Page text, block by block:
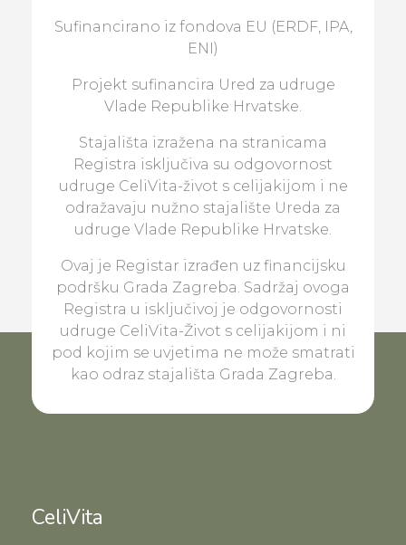
Sufinancirano iz fondova EU (ERDF, IPA,
ENI)
Projekt sufinancira Ured za udruge
Vlade Republike Hrvatske.
Stajališta izražena na stranicama
Registra isključiva su odgovornost
udruge CeliVita-život s celijakijom i ne
odražavaju nužno stajalište Ureda za
udruge Vlade Republike Hrvatske.
Ovaj je Registar izrađen uz financijsku
podršku Grada Zagreba. Sadržaj ovoga
Registra u isključivoj je odgovornosti
udruge CeliVita-Život s celijakijom i ni
pod kojim se uvjetima ne može smatrati
kao odraz stajališta Grada Zagreba.
CeliVita